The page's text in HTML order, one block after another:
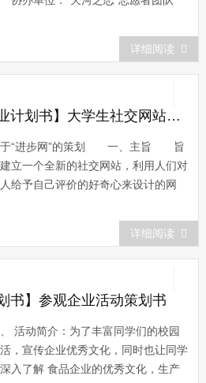
详细阅读
【大学生社交平台创业计划书】大学生社交网站创业计划书
于“进步网”的策划 一、主旨 旨
立一个全新的社交网站，利用人们对
给予自己评价的好奇心来设计的网
，达到最终共同进步的目的，这也是在
起名为“进步网”的原因。 本网站的
构思灵感来源于1月18号所报...
详细阅读
书】参观企业活动策划书
活动简介：为了丰富同学们的校园
，宣传企业优秀文化，同时也让同学
入了解 食品企业的优秀文化，生产